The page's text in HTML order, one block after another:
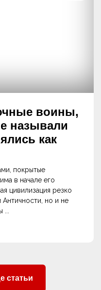
воины,
называли
как
покрытые
в начале его
цивилизация резко
Античности, но и не
статьи